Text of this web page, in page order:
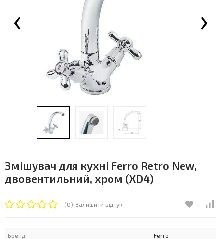
‹ ›
Змішувач для кухні Ferro Retro New,
двовентильний, хром (XD4)
(0) Залишити відгук
Бренд: Ferro